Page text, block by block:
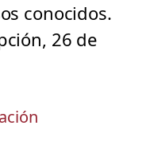
conocidos.
26 de